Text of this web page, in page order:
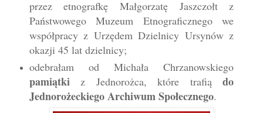
przez etnografkę Małgorzatę Jaszczołt z
Państwowego Muzeum Etnograficznego we
współpracy z Urzędem Dzielnicy Ursynów z
okazji 45 lat dzielnicy;
odebrałam od Michała Chrzanowskiego
pamiątki z Jednorożca, które trafiądo
Jednorożeckiego Archiwum Społecznego.